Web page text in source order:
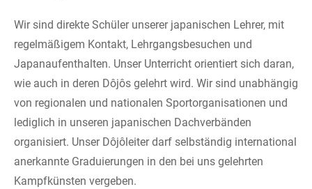
Wir sind direkte Schüler unserer japanischen Lehrer, mit
regelmäßigem Kontakt, Lehrgangsbesuchen und
Japanaufenthalten. Unser Unterricht orientiert sich daran,
wie auch in deren Dôjôs gelehrt wird. Wir sind unabhängig
von regionalen und nationalen Sportorganisationen und
lediglich in unseren japanischen Dachverbänden
organisiert. Unser Dôjôleiter darf selbständig international
anerkannte Graduierungen in den bei uns gelehrten
Kampfkünsten vergeben.